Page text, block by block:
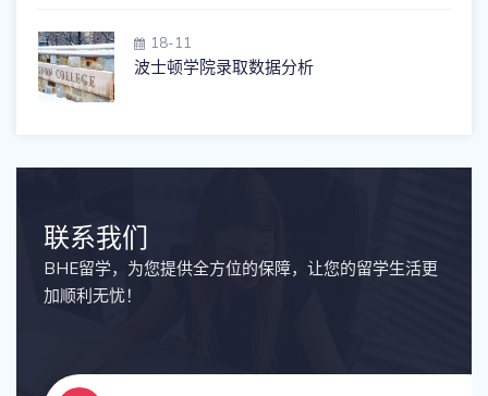
18-11
波士顿学院录取数据分析
联系我们
BHE留学，为您提供全方位的保障，让您的留学生活更
加顺利无忧！